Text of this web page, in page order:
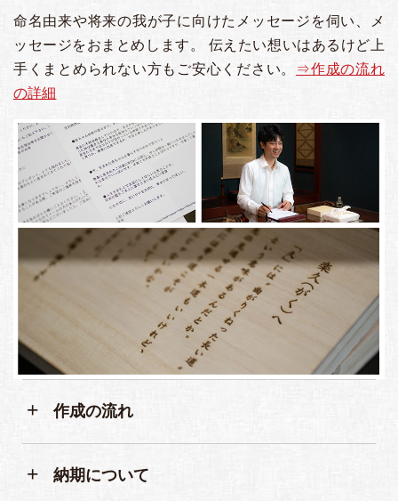
命名由来や将来の我が子に向けたメッセージを伺い、メ
ッセージをおまとめします。 伝えたい想いはあるけど上
手くまとめられない方もご安心ください。
⇒作成の流れ
の詳細
作成の流れ
納期について